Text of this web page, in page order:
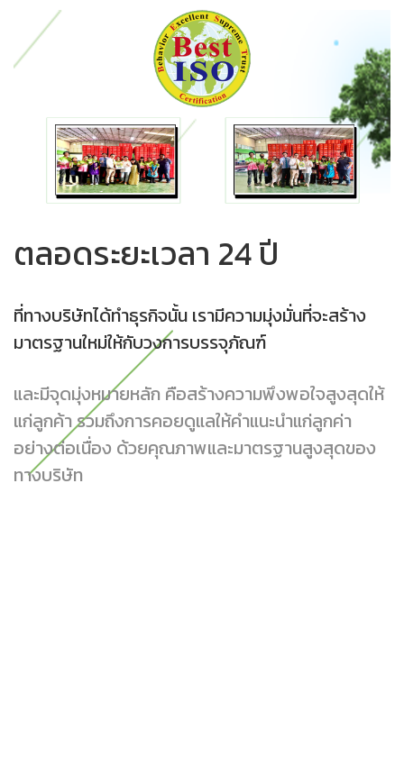
ตลอดระยะเวลา 24 ปี
ที่ทางบริษัทได้ทำธุรกิจนั้น เรามีความมุ่งมั่นที่จะสร้าง
มาตรฐานใหม่ให้กับวงการบรรจุภัณฑ์
และมีจุดมุ่งหมายหลัก คือสร้างความพึงพอใจสูงสุดให้
แก่ลูกค้า รวมถึงการคอยดูแลให้คำแนะนำแก่ลูกค่า
อย่างต่อเนื่อง ด้วยคุณภาพและมาตรฐานสูงสุดของ
ทางบริษัท